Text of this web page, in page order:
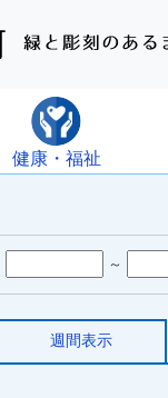
健康・福祉
～
週間表示